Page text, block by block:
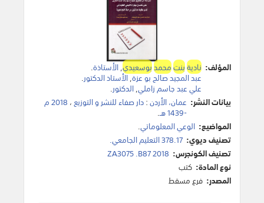
المؤلف: ناديةبنتمحمدبوسعيدي,الأستاذة.
عبد المجيد صالح بو عزة,الأستاذ الدكتور.
علي عبد جاسم زاملي,الدكتور.
بيانات النشر: عمان، الأردن:دار صفاء للنشر و التوزيع، 2018 م
-1439 هـ
.
المواضيع: الوعي المعلوماتي.
تصنيف ديوي: 378.17 التعليم الجامعي.
تصنيف الكونجرس: ZA3075 .B87 2018
نوع المادة: كتب
المصدر: فرع مسقط